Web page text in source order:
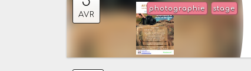
AVR
stage
photographie